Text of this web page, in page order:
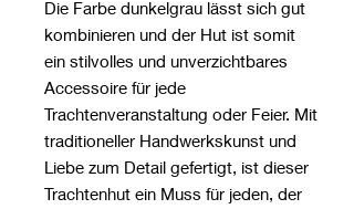
Die Farbe dunkelgrau lässt sich gut
kombinieren und der Hut ist somit
ein stilvolles und unverzichtbares
Accessoire für jede
Trachtenveranstaltung oder Feier. Mit
traditioneller Handwerkskunst und
Liebe zum Detail gefertigt, ist dieser
Trachtenhut ein Muss für jeden, der